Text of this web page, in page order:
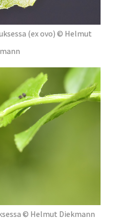
(ex ovo) © Helmut
© Helmut Diekmann